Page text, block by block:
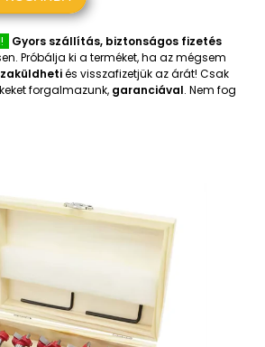
Gyors szállítás, biztonságos fizetés
Próbálja ki a terméket, ha az mégsem
és visszafizetjük az árát! Csak
forgalmazunk, garanciával. Nem fog